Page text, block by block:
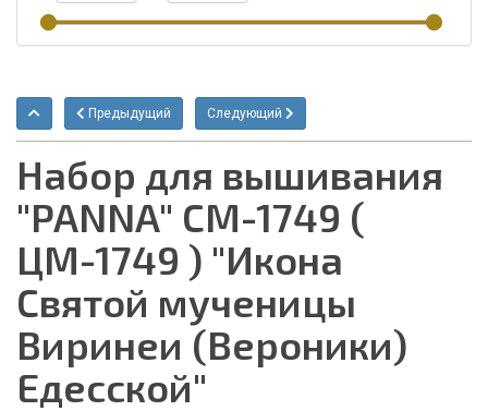
Предыдущий Следующий
Набор для вышивания
"PANNA" CM-1749 (
ЦМ-1749 ) "Икона
Святой мученицы
Виринеи (Вероники)
Едесской"